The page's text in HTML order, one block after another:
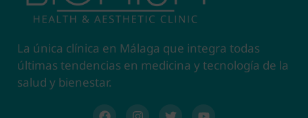
La única clínica en Málaga que integra todas
últimas tendencias en medicina y tecnología de la
salud y bienestar.